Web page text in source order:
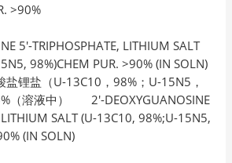
>90%
5′-TRIPHOSPHATE, LITHIUM SALT
98%)CHEM PUR. >90% (IN SOLN)
盐锂盐（U-13C10，98%；U-15N5，
（溶液中） 2′-DEOXYGUANOSINE
LITHIUM SALT (U-13C10, 98%;U-15N5,
(IN SOLN)